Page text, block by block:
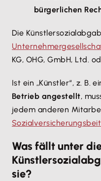
bürgerlichen
Die
KG, OHG, GmbH, Ltd.
Ist ein „Künstler“, z. B.
Betrieb angestellt,
jedem anderen
Was fällt unter
sie?